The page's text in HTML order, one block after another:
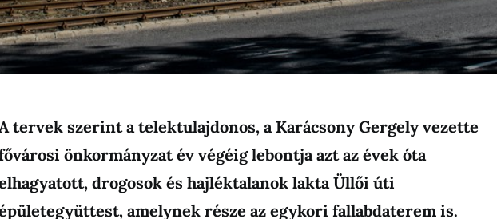
tervek szerint a telektulajdonos, a Karácsony Gergely vezette
önkormányzat év végéig lebontja azt az évek óta
drogosok és hajléktalanok lakta Üllői úti
amelynek része az egykori fallabdaterem is.